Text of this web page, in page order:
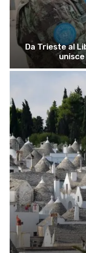
Da Trieste al
unisce